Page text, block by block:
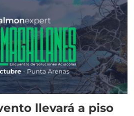
llevará a piso